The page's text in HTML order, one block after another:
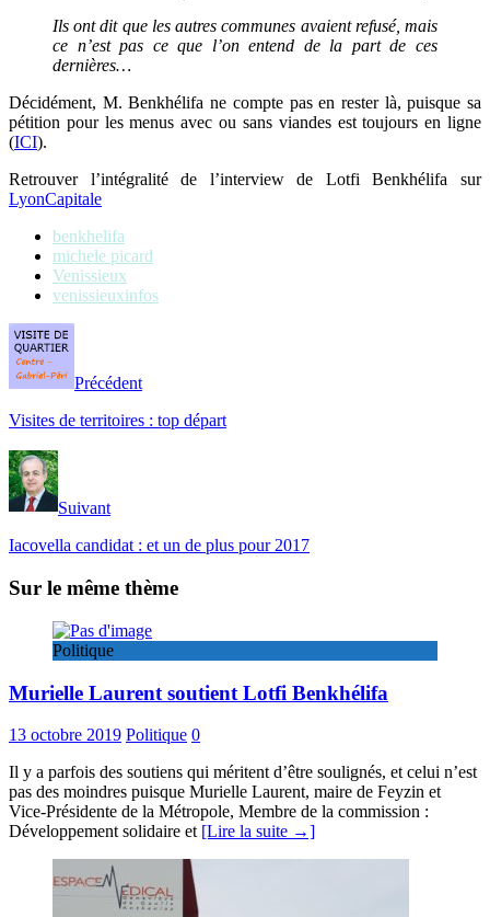
Ils ontdit que les autres communes avaient refusé, mais
ce n’est pas ce que l’on entend de la part de ces
dernières…
Décidément, M. Benkhélifa ne compte pas en rester là, puisque sa
pétition pour les menus avec ou sans viandes est toujours en ligne
(ICI).
Retrouver l’intégralité de l’interview de Lotfi Benkhélifa sur
LyonCapitale
benkhelifa
michele picard
Venissieux
venissieuxinfos
Précédent
Visites de territoires : top départ
Suivant
Iacovella candidat : et un de plus pour 2017
Sur le même thème
Politique
Murielle Laurent soutient Lotfi Benkhélifa
13 octobre 2019 Politique 0
Il y a parfois des soutiens qui méritent d’être soulignés, et celui n’est
pas des moindres puisque Murielle Laurent, maire de Feyzin et
Vice-Présidente de la Métropole, Membre de la commission :
Développement solidaire et [Lire la suite →]